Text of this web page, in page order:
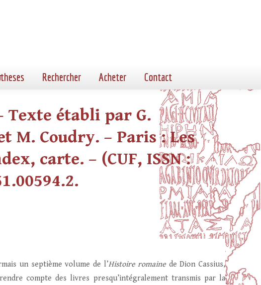
Rechercher Acheter Contact
Texte établi par G.
M. Coudry. – Paris : Les
carte. – (CUF, ISSN :
un septième volume de l’Histoire romaine de Dion Cassius,
compte des livres presqu’intégralement transmis par la